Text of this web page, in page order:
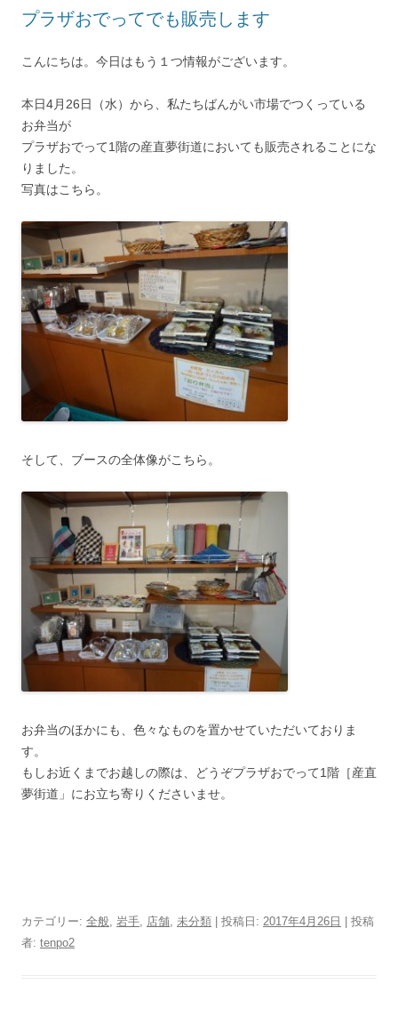
プラザおでってでも販売します
こんにちは。今日はもう１つ情報がございます。
本日4月26日（水）から、私たちばんがい市場でつくっている
お弁当が
プラザおでって1階の産直夢街道においても販売されることにな
りました。
写真はこちら。
そして、ブースの全体像がこちら。
お弁当のほかにも、色々なものを置かせていただいておりま
す。
もしお近くまでお越しの際は、どうぞプラザおでって1階［産直
夢街道」にお立ち寄りくださいませ。
カテゴリー: 全般, 岩手, 店舗, 未分類 | 投稿日: 2017年4月26日
投稿
者: tenpo2